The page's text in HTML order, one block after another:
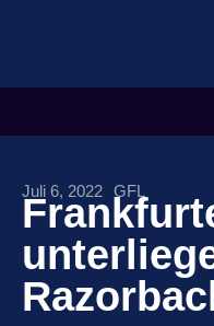
Juli 6, 2022 GFL